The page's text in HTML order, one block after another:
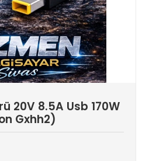
20V 8.5A Usb 170W
Gxhh2)